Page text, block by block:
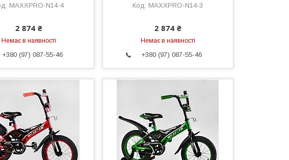
MAXXPRO-N14-4
2 874 ₴
Немає в наявності
+380 (97) 087-55-46
MAXXPRO-N14-3
2 874 ₴
Немає в наявності
+380 (97) 087-55-46